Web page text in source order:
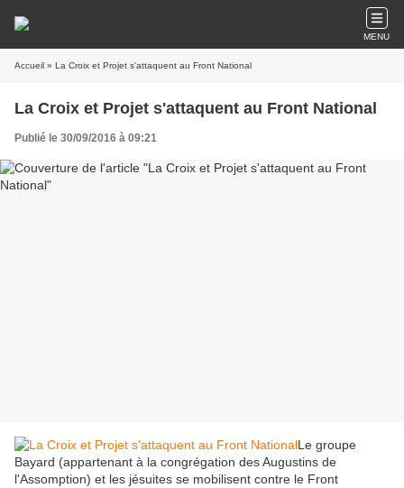
MENU
Accueil » La Croix et Projet s'attaquent au Front National
La Croix et Projet s'attaquent au Front National
Publié le 30/09/2016 à 09:21
Le groupe
Bayard (appartenant à la congrégation des Augustins de
l'Assomption) et les jésuites se mobilisent contre le Front